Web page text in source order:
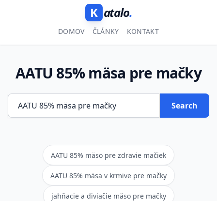
K atalo.
DOMOV ČLÁNKY KONTAKT
AATU 85% mäsa pre mačky
Search
AATU 85% mäso pre zdravie mačiek
AATU 85% mäsa v krmive pre mačky
jahňacie a diviačie mäso pre mačky